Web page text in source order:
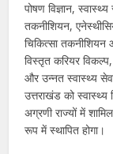
पोषण विज्ञान,
तकनीशियन,
चिकित्सा
विस्तृत करियर
और उन्नत स्वास्थ्य
उत्तराखंड को
अग्रणी राज्यों में
रूप में स्थापित होगा।